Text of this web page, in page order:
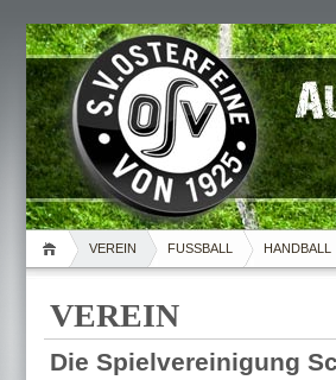
VEREIN FUSSBALL HANDBALL
VEREIN
Die Spielvereinigung